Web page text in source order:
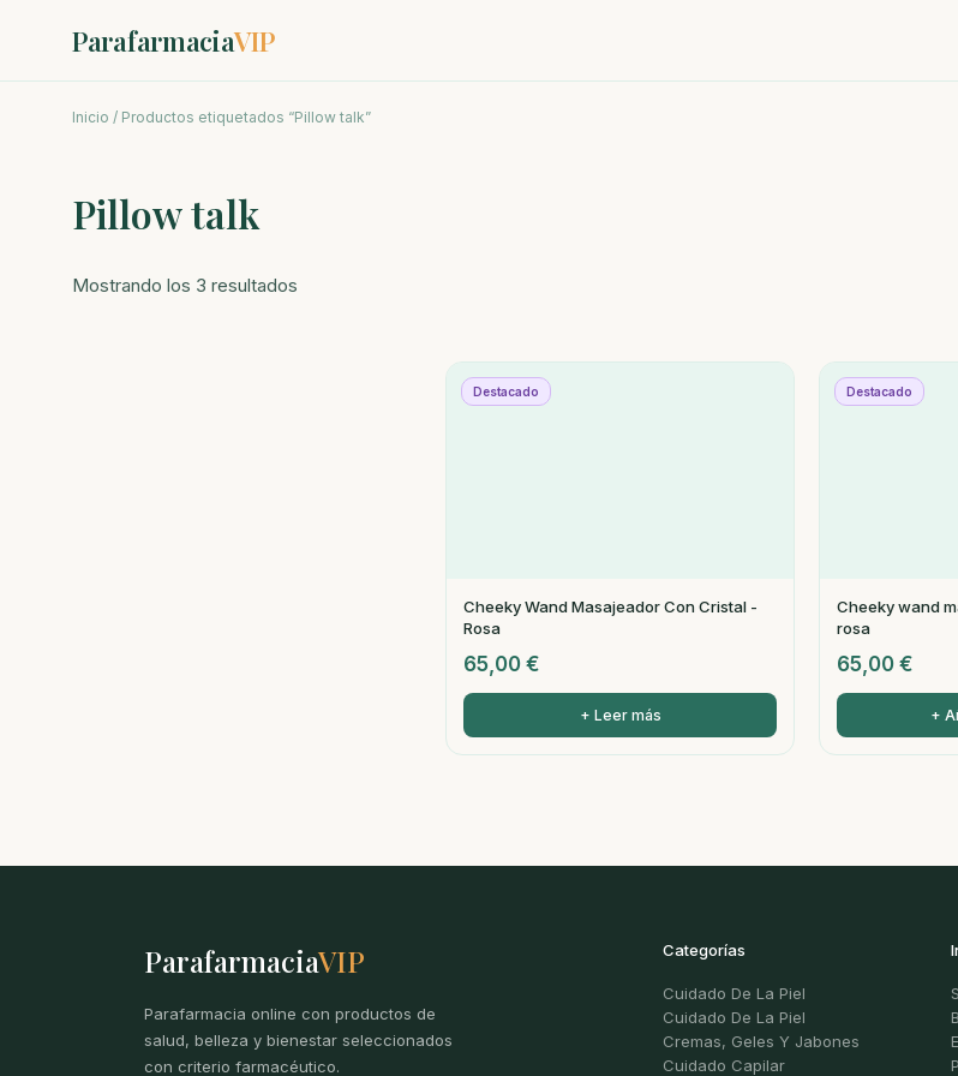
ParafarmaciaVIP
Inicio / Productos etiquetados “Pillow talk”
Pillow talk
Mostrando los 3 resultados
Destacado
Cheeky Wand Masajeador Con Cristal -
Rosa
65,00 €
+ Leer más
Destacado
Cheeky wand
rosa
65,00 €
+
ParafarmaciaVIP
Parafarmacia online con productos de
salud, belleza y bienestar seleccionados
con criterio farmacéutico.
Categorías
Cuidado De La Piel
Cuidado De La Piel
Cremas, Geles Y Jabones
Cuidado Capilar